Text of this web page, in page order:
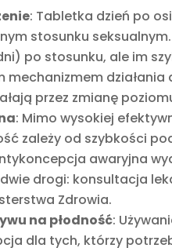
: Tabletka dzień po
stosunku
po stosunku, ale im
mechanizmem
przez zmianę
: Mimo wysokiej
zależy od szybkości
awaryjna
dwie drogi: konsultacja
Zdrowia.
na płodność:
dla tych, którzy